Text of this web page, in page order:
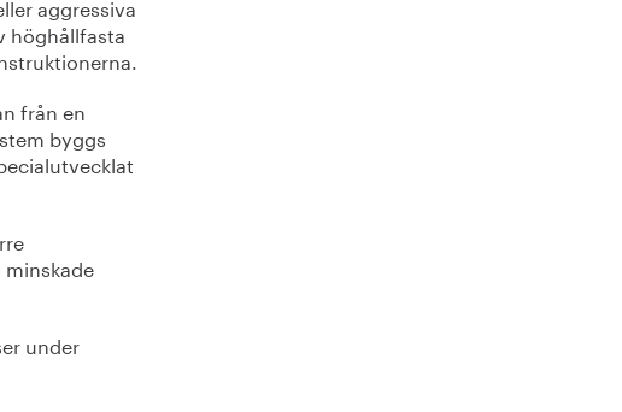
aggressiva
höghållfasta
från en
byggs
under